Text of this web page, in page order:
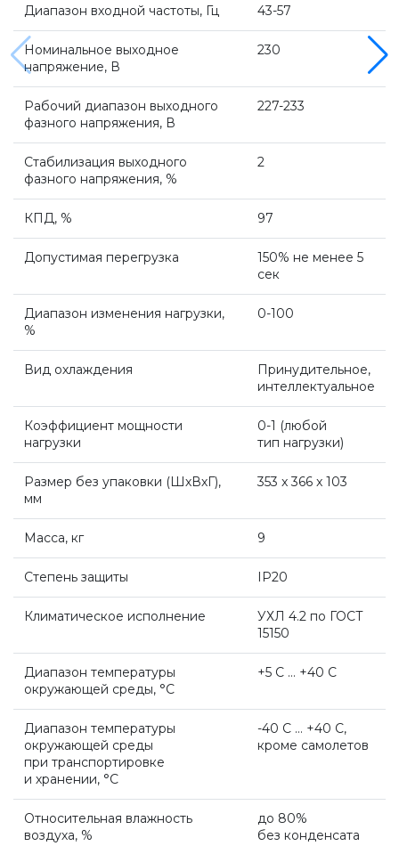
Котлы Ferroli
Промышленное оборудование
Электрические водонагреватели Ferroli
Алюминиевые радиаторы Ferroli
Автоматика
Системы дымоудаления
Рециркуляторы воздуха
Газовые колонки
Econcept TECH AC
Комплект коаксиальный Ferroli 60/100
Комплект коаксиальный Ferroli 60/100
Комплект коаксиальный Ferroli 80/125
Комплект коаксиальный Ferroli 60/100
Диапазон входной частоты, Гц 43-57
Номинальное выходное
напряжение, В
230
Рабочий диапазон выходного
фазного напряжения, В
227-233
Стабилизация выходного
фазного напряжения, %
2
КПД, % 97
Допустимая перегрузка
150% не менее 5
сек
Диапазон изменения нагрузки,
%
0-100
Вид охлаждения
Принудительное,
интеллектуальное
Коэффициент мощности
нагрузки
0-1 (любой
тип нагрузки)
Размер без упаковки (ШхВхГ),
мм
353 x 366 x 103
Масса, кг 9
Степень защиты IP20
Климатическое исполнение
УХЛ 4.2 по ГОСТ
15150
Диапазон температуры
окружающей среды, °С
+5 C … +40 C
Диапазон температуры
окружающей среды
при транспортировке
и хранении, °С
-40 С … +40 С,
кроме самолетов
Относительная влажность
воздуха, %
до 80%
без конденсата